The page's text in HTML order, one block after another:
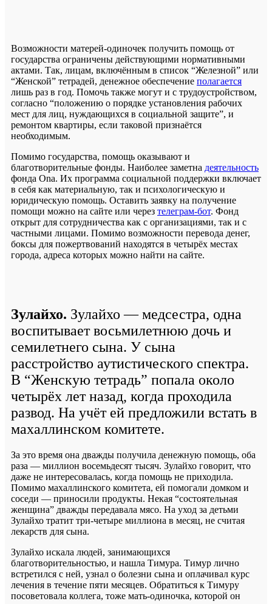
Возможности матерей-одиночек получить помощь от
государства ограничены действующими нормативными
актами. Так, лицам, включённым в список “Железной” или
“Женской” тетрадей, денежное обеспечение полагается
лишь раз в год. Помочь также могут и с трудоустройством,
согласно “положению о порядке установления рабочих
мест для лиц, нуждающихся в социальной защите”, и
ремонтом квартиры, если таковой признаётся
необходимым.
Помимо государства, помощь оказывают и
благотворительные фонды. Наиболее заметна деятельность
фонда Ona. Их программа социальной поддержки включает
в себя как материальную, так и психологическую и
юридическую помощь. Оставить заявку на получение
помощи можно на сайте или через телеграм-бот. Фонд
открыт для сотрудничества как с организациями, так и с
частными лицами. Помимо возможности перевода денег,
боксы для пожертвований находятся в четырёх местах
города, адреса которых можно найти на сайте.
Зулайхо. Зулайхо — медсестра, одна
воспитывает восьмилетнюю дочь и
семилетнего сына. У сына
расстройство аутистического спектра.
В “Женскую тетрадь” попала около
четырёх лет назад, когда проходила
развод. На учёт ей предложили встать в
махаллинском комитете.
За это время она дважды получила денежную помощь, оба
раза — миллион восемьдесят тысяч. Зулайхо говорит, что
даже не интересовалась, когда помощь не приходила.
Помимо махаллинского комитета, ей помогали домком и
соседи — приносили продукты. Некая “состоятельная
женщина” дважды передавала мясо. На уход за детьми
Зулайхо тратит три-четыре миллиона в месяц, не считая
лекарств для сына.
Зулайхо искала людей, занимающихся
благотворительностью, и нашла Тимура. Тимур лично
встретился с ней, узнал о болезни сына и оплачивал курс
лечения в течение пяти месяцев. Обратиться к Тимуру
посоветовала коллега, тоже мать-одиночка, которой он